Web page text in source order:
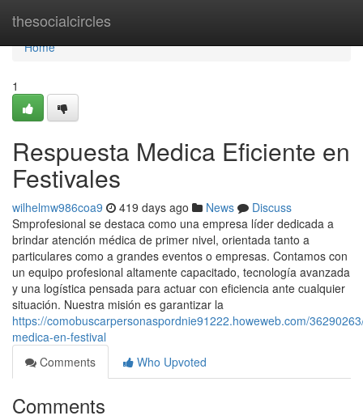
thesocialcircles
Home
Home
1
Respuesta Medica Eficiente en
Festivales
wilhelmw986coa9 419 days ago News
Discuss
Smprofesional se destaca como una empresa líder dedicada a
brindar atención médica de primer nivel, orientada tanto a
particulares como a grandes eventos o empresas. Contamos con
un equipo profesional altamente capacitado, tecnología avanzada
y una logística pensada para actuar con eficiencia ante cualquier
situación. Nuestra misión es garantizar la
https://comobuscarpersonaspordnie91222.howeweb.com/
medica-en-festival
Comments
Who Upvoted
Comments